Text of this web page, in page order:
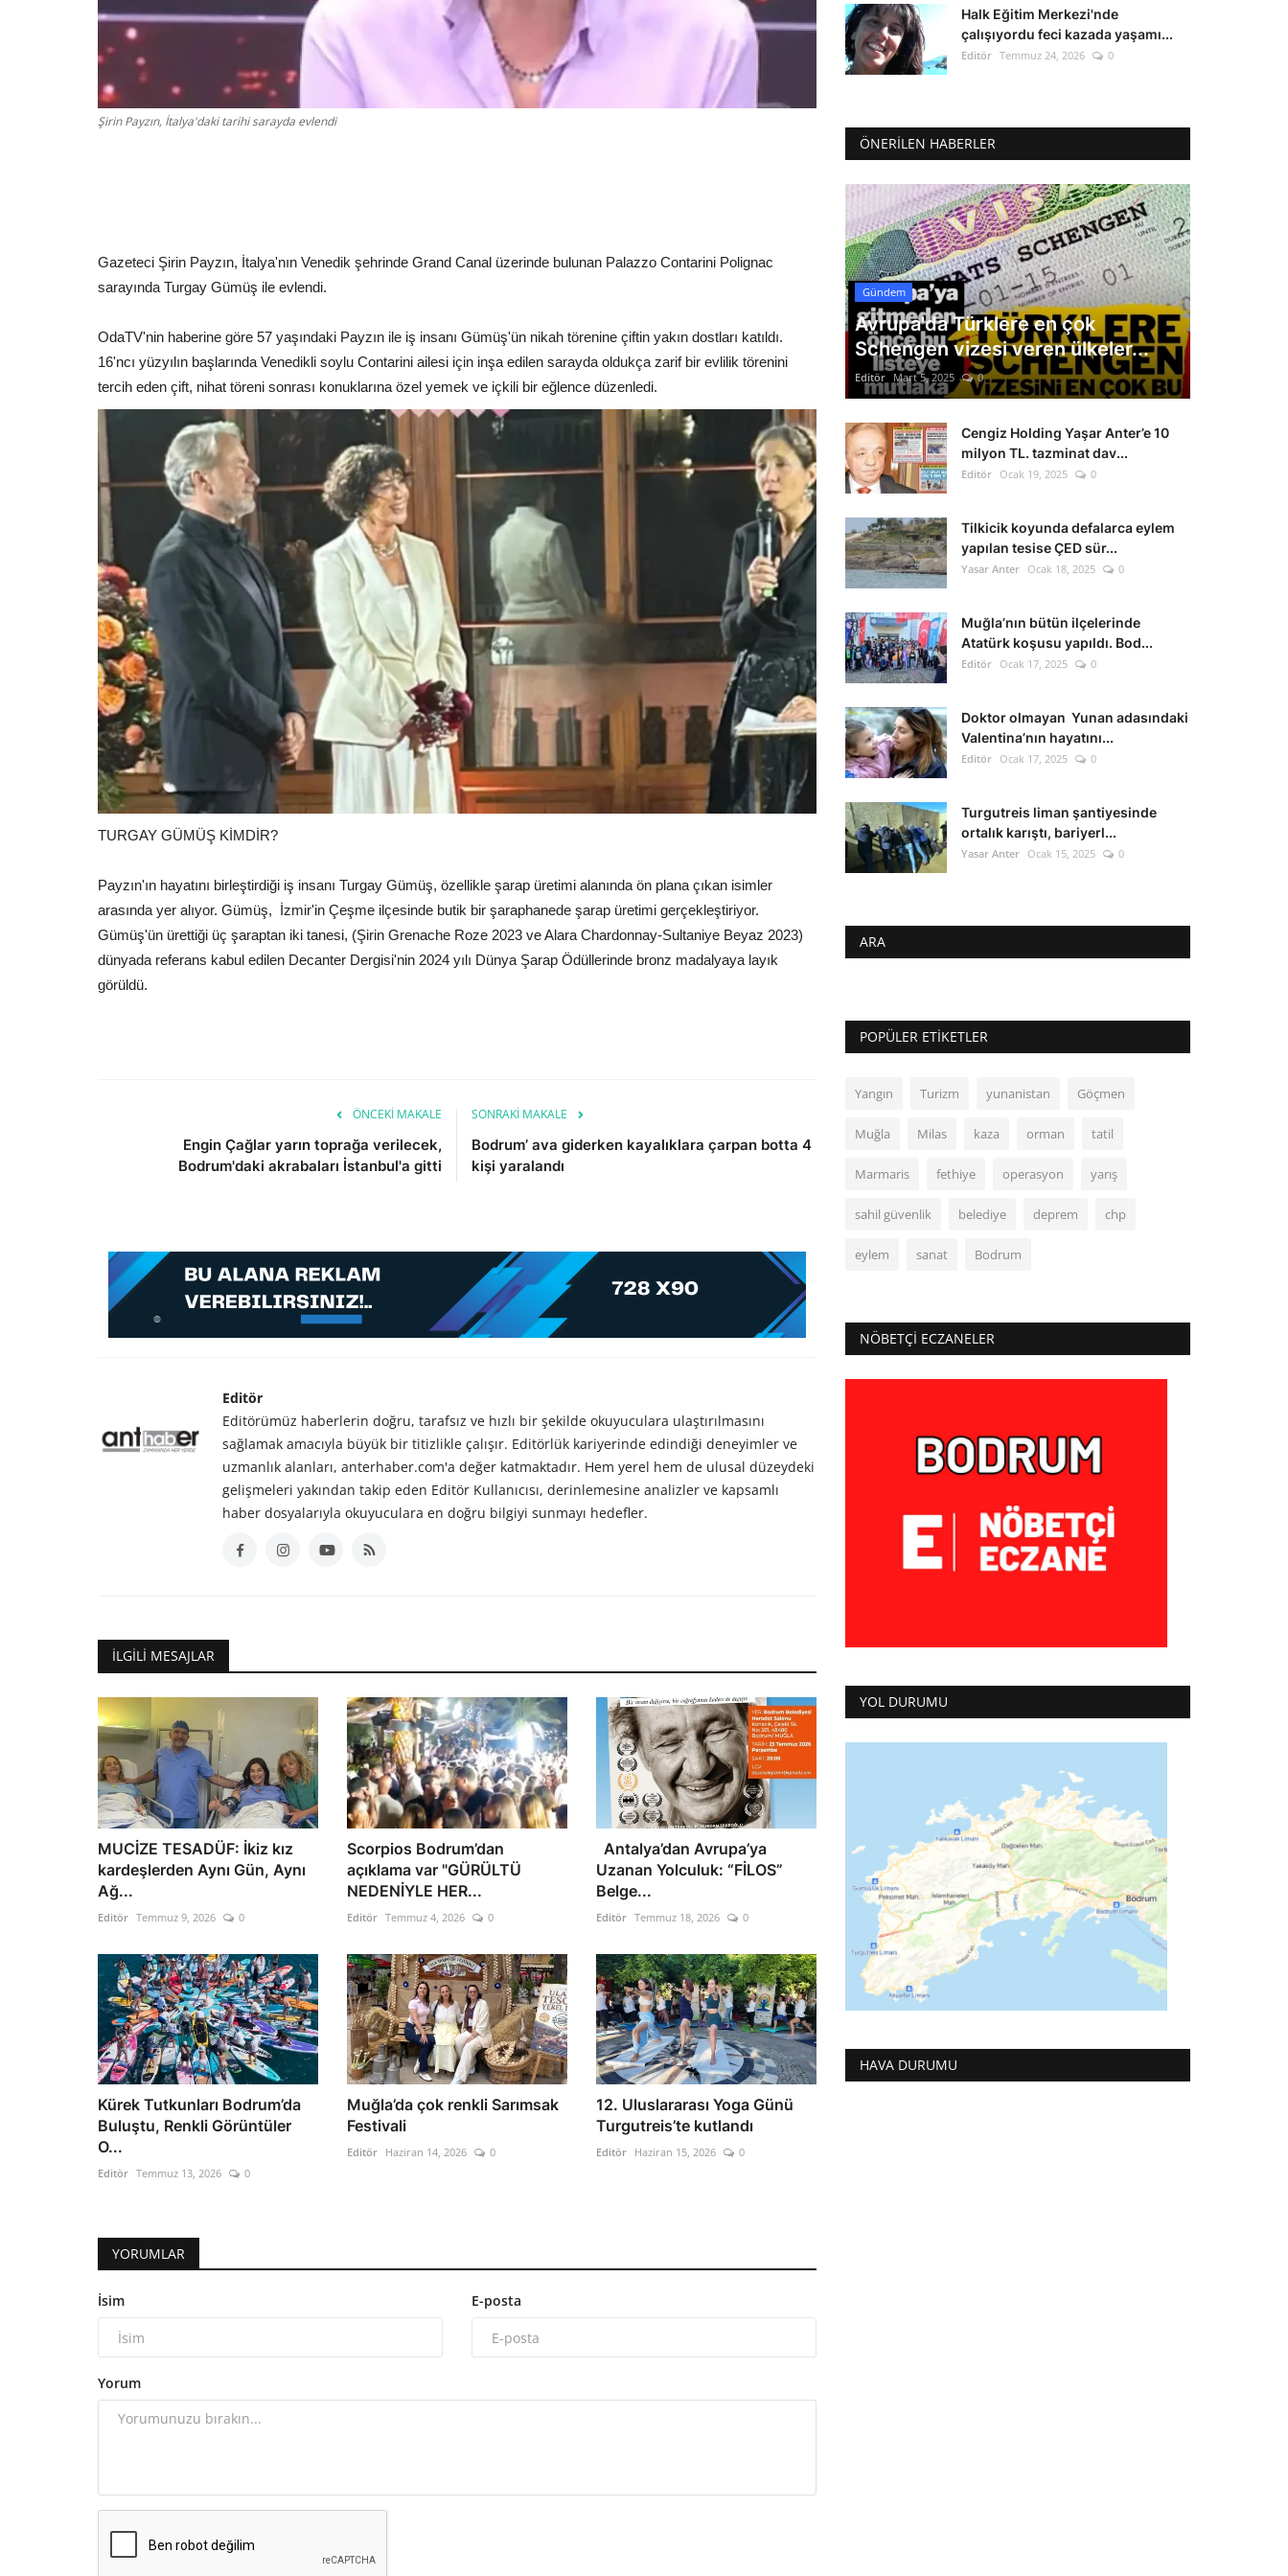
Şirin Payzın, İtalya'daki tarihi sarayda evlendi
Gazeteci Şirin Payzın, İtalya'nın Venedik şehrinde Grand Canal üzerinde bulunan Palazzo Contarini Polignac
sarayında Turgay Gümüş ile evlendi.
OdaTV'nin haberine göre 57 yaşındaki Payzın ile iş insanı Gümüş'ün nikah törenine çiftin yakın dostları katıldı.
16'ncı yüzyılın başlarında Venedikli soylu Contarini ailesi için inşa edilen sarayda oldukça zarif bir evlilik törenini
tercih eden çift, nihat töreni sonrası konuklarına özel yemek ve içkili bir eğlence düzenledi.
TURGAY GÜMÜŞ KİMDİR?
Payzın'ın hayatını birleştirdiği iş insanı Turgay Gümüş, özellikle şarap üretimi alanında ön plana çıkan isimler
arasında yer alıyor. Gümüş, İzmir'in Çeşme ilçesinde butik bir şaraphanede şarap üretimi gerçekleştiriyor.
Gümüş'ün ürettiği üç şaraptan iki tanesi, (Şirin Grenache Roze 2023 ve Alara Chardonnay-Sultaniye Beyaz 2023)
dünyada referans kabul edilen Decanter Dergisi'nin 2024 yılı Dünya Şarap Ödüllerinde bronz madalyaya layık
görüldü.
ÖNCEKI MAKALE
Engin Çağlar yarın toprağa verilecek,
Bodrum'daki akrabaları İstanbul'a gitti
SONRAKI MAKALE
Bodrum’ ava giderken kayalıklara çarpan botta 4
kişi yaralandı
Editör
Editörümüz haberlerin doğru, tarafsız ve hızlı bir şekilde okuyuculara ulaştırılmasını
sağlamak amacıyla büyük bir titizlikle çalışır. Editörlük kariyerinde edindiği deneyimler ve
uzmanlık alanları, anterhaber.com'a değer katmaktadır. Hem yerel hem de ulusal düzeydeki
gelişmeleri yakından takip eden Editör Kullanıcısı, derinlemesine analizler ve kapsamlı
haber dosyalarıyla okuyuculara en doğru bilgiyi sunmayı hedefler.
İLGILI MESAJLAR
MUCİZE TESADÜF: İkiz kız
kardeşlerden Aynı Gün, Aynı
Ağ...
Editör Temmuz 9, 2026 0
Scorpios Bodrum’dan
açıklama var "GÜRÜLTÜ
NEDENİYLE HER...
Editör Temmuz 4, 2026 0
Antalya’dan Avrupa’ya
Uzanan Yolculuk: “FİLOS”
Belge...
Editör Temmuz 18, 2026 0
Kürek Tutkunları Bodrum’da
Buluştu, Renkli Görüntüler
O...
Editör Temmuz 13, 2026 0
Muğla’da çok renkli Sarımsak
Festivali
Editör Haziran 14, 2026 0
12. Uluslararası Yoga Günü
Turgutreis’te kutlandı
Editör Haziran 15, 2026 0
YORUMLAR
İsim E-posta
Yorum
Halk Eğitim Merkezi'nde
çalışıyordu feci kazada yaşamı...
Editör Temmuz 24, 2026 0
ÖNERILEN HABERLER
Gündem
Avrupa'da Türklere en çok
Schengen vizesi veren ülkeler...
Editör Mart 5, 2025 0
Cengiz Holding Yaşar Anter’e 10
milyon TL. tazminat dav...
Editör Ocak 19, 2025 0
Tilkicik koyunda defalarca eylem
yapılan tesise ÇED sür...
Yasar Anter Ocak 18, 2025 0
Muğla’nın bütün ilçelerinde
Atatürk koşusu yapıldı. Bod...
Editör Ocak 17, 2025 0
Doktor olmayan Yunan adasındaki
Valentina’nın hayatını...
Editör Ocak 17, 2025 0
Turgutreis liman şantiyesinde
ortalık karıştı, bariyerl...
Yasar Anter Ocak 15, 2025 0
ARA
POPÜLER ETIKETLER
Yangın Turizm yunanistan Göçmen
Muğla Milas kaza orman tatil
Marmaris fethiye operasyon yarış
sahil güvenlik belediye deprem chp
eylem sanat Bodrum
NÖBETÇI ECZANELER
YOL DURUMU
HAVA DURUMU